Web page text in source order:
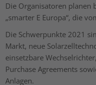
Die Organisatoren planen
„smarter E Europa“, die
Die Schwerpunkte 2021
Markt, neue
einsetzbare
Purchase Agreements
Anlagen.